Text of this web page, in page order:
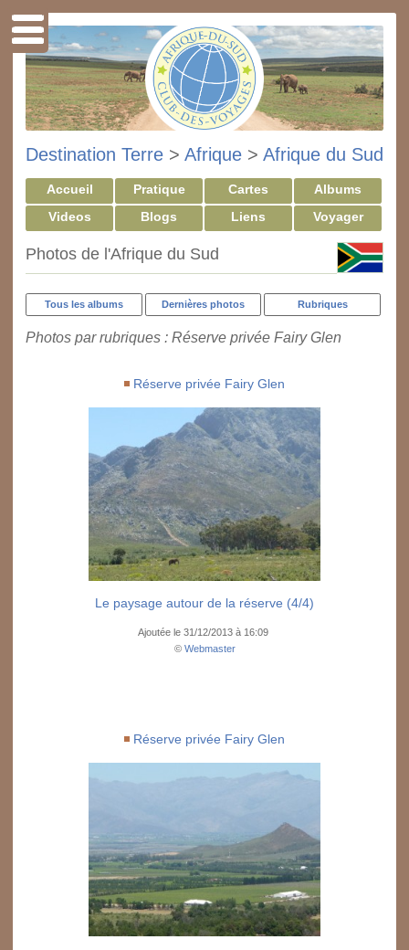
Destination Terre > Afrique > Afrique du Sud
Accueil Pratique Cartes
Albums
Videos
Blogs Liens Voyager
Photos de l'Afrique du Sud
Tous les albums Dernières photos Rubriques
Photos par rubriques : Réserve privée Fairy Glen
Réserve privée Fairy Glen
Le paysage autour de la réserve (4/4)
Ajoutée le 31/12/2013 à 16:09
© Webmaster
Réserve privée Fairy Glen